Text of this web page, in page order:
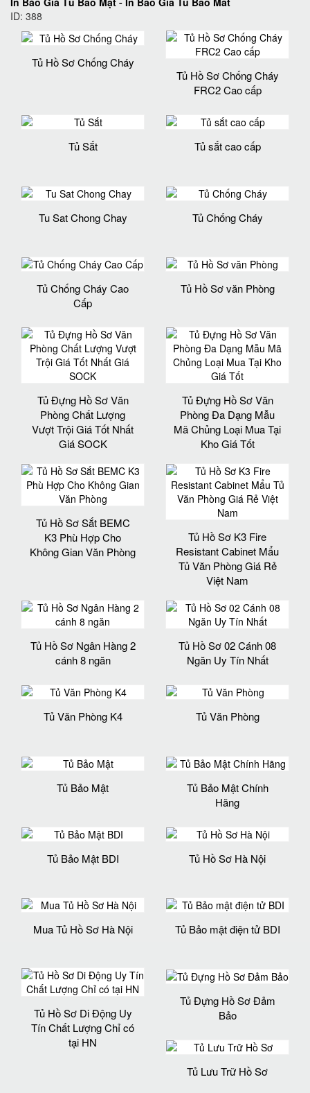
ID: 388
Tủ Hồ Sơ Chống Cháy
Tủ Hồ Sơ Chống Cháy
FRC2 Cao cấp
Tủ Sắt Tủ sắt cao cấp
Tu Sat Chong Chay Tủ Chống Cháy
Tủ Chống Cháy Cao
Cấp
Tủ Hồ Sơ văn Phòng
Tủ Đựng Hồ Sơ Văn
Phòng Chất Lượng
Vượt Trội Giá Tốt Nhất
Giá SOCK
Tủ Đựng Hồ Sơ Văn
Phòng Đa Dạng Mẫu
Mã Chủng Loại Mua Tại
Kho Giá Tốt
Tủ Hồ Sơ Sắt BEMC
K3 Phù Hợp Cho
Không Gian Văn Phòng
Tủ Hồ Sơ K3 Fire
Resistant Cabinet Mẩu
Tủ Văn Phòng Giá Rẻ
Việt Nam
Tủ Hồ Sơ Ngân Hàng 2
cánh 8 ngăn
Tủ Hồ Sơ 02 Cánh 08
Ngăn Uy Tín Nhất
Tủ Văn Phòng K4 Tủ Văn Phòng
Tủ Bảo Mật
Tủ Bảo Mật Chính
Hãng
Tủ Bảo Mật BDI Tủ Hồ Sơ Hà Nội
Mua Tủ Hồ Sơ Hà Nội Tủ Bảo mật điện tử BDI
Tủ Hồ Sơ Di Động Uy
Tín Chất Lượng Chỉ có
tại HN
Tủ Đựng Hồ Sơ Đảm
Bảo
Tủ Lưu Trữ Hồ Sơ